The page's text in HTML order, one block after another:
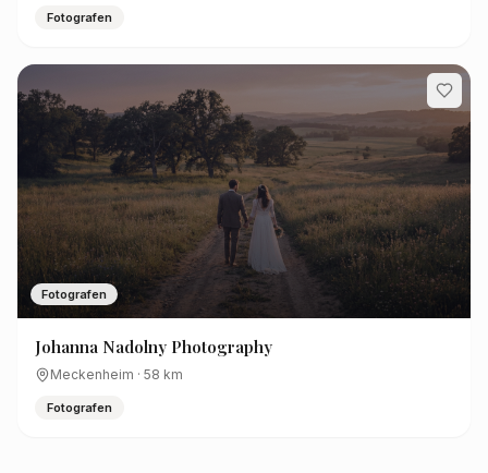
Fotografen
Fotografen
Johanna Nadolny Photography
Meckenheim · 58 km
Fotografen